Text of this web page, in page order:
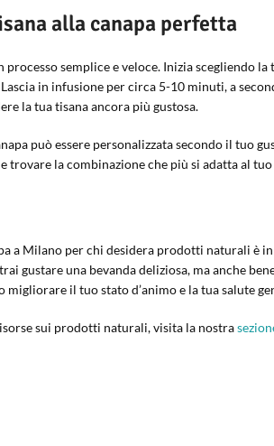
alla canapa perfetta
processo semplice e veloce. Inizia scegliendo
Lascia in infusione per circa 5-10 minuti, a
la tua tisana ancora più gustosa.
può essere personalizzata secondo il tuo
trovare la combinazione che più si adatta al
a Milano per chi desidera prodotti naturali è
gustare una bevanda deliziosa, ma anche
migliorare il tuo stato d’animo e la tua salute
sui prodotti naturali, visita la nostra